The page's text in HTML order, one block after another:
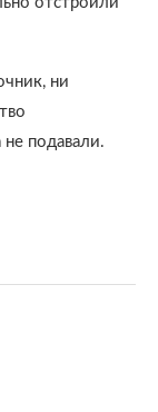
ни
подавали.